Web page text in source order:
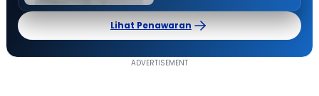
Lihat Penawaran